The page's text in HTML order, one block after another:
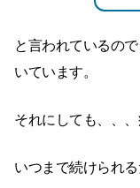
と言われているので
いています。
それにしても、、、
いつまで続けられ